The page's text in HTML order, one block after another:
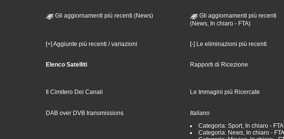
Gli aggiornamenti più recenti (News)
Gli aggiornamenti più recenti
(News, In chiaro - FTA)
[+] Aggiunte più recenti / variazioni [-] Le eliminazioni più recenti
Elenco Satelliti Rapporti di Ricezione
Il Cimitero Dei Canali Le Immagini più Ricercate
DAB over DVB transmissions
Italiano
Categoria: Sport, In chiaro - FTA
Categoria: News, In chiaro - FTA